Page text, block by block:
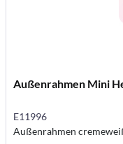
Außenrahmen Mini
E11996
Außenrahmen